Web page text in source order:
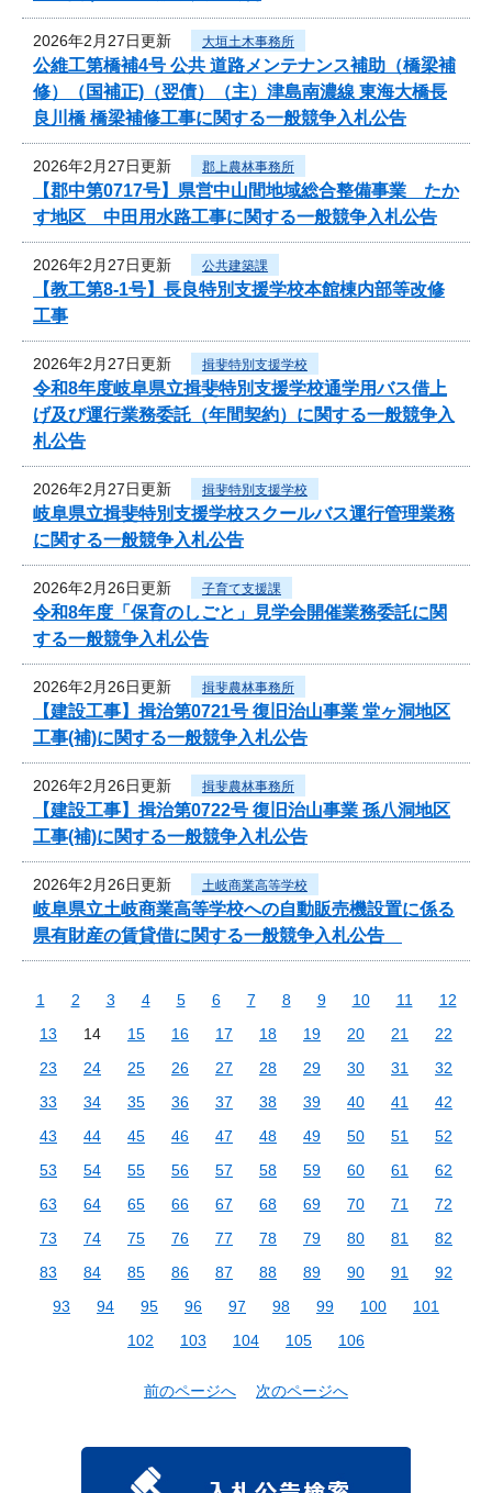
2026年2月27日更新 大垣土木事務所
公維工第橋補4号 公共 道路メンテナンス補助（橋梁補
修）（国補正)（翌債）（主）津島南濃線 東海大橋長
良川橋 橋梁補修工事に関する一般競争入札公告
2026年2月27日更新 郡上農林事務所
【郡中第0717号】県営中山間地域総合整備事業 たか
す地区 中田用水路工事に関する一般競争入札公告
2026年2月27日更新 公共建築課
【教工第8-1号】長良特別支援学校本館棟内部等改修
工事
2026年2月27日更新 揖斐特別支援学校
令和8年度岐阜県立揖斐特別支援学校通学用バス借上
げ及び運行業務委託（年間契約）に関する一般競争入
札公告
2026年2月27日更新 揖斐特別支援学校
岐阜県立揖斐特別支援学校スクールバス運行管理業務
に関する一般競争入札公告
2026年2月26日更新 子育て支援課
令和8年度「保育のしごと」見学会開催業務委託に関
する一般競争入札公告
2026年2月26日更新 揖斐農林事務所
【建設工事】揖治第0721号 復旧治山事業 堂ヶ洞地区
工事(補)に関する一般競争入札公告
2026年2月26日更新 揖斐農林事務所
【建設工事】揖治第0722号 復旧治山事業 孫八洞地区
工事(補)に関する一般競争入札公告
2026年2月26日更新 土岐商業高等学校
岐阜県立土岐商業高等学校への自動販売機設置に係る
県有財産の賃貸借に関する一般競争入札公告
1 2 3 4 5 6 7 8 9 10 11
12
13
14 15 16 17 18 19 20 21
22
23
24 25 26 27 28 29 30 31
32
33
34 35 36 37 38 39 40 41
42
43
44 45 46 47 48 49 50 51
52
53
54 55 56 57 58 59 60 61
62
63
64 65 66 67 68 69 70 71
72
73
74 75 76 77 78 79 80 81
82
83
84 85 86 87 88 89 90 91
92
93
94 95 96 97 98 99 100
101
102
103 104 105 106
前のページへ 次のページへ